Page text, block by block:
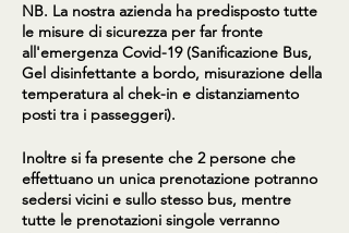
NB. La nostra azienda ha predisposto tutte
le misure di sicurezza per far fronte
all'emergenza Covid-19 (Sanificazione Bus,
Gel disinfettante a bordo, misurazione della
temperatura al chek-in e distanziamento
posti tra i passeggeri).
Inoltre si fa presente che 2 persone che
effettuano un unica prenotazione potranno
sedersi vicini e sullo stesso bus, mentre
tutte le prenotazioni singole verranno